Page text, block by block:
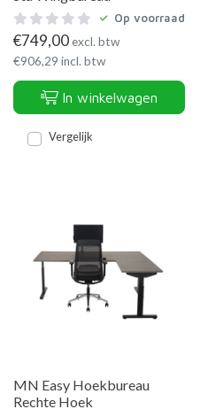
Op voorraad
€749,00excl. btw
€906,29 incl. btw
In winkelwagen
Vergelijk
MN Easy Hoekbureau
Rechte Hoek